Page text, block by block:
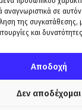
αναγνωριστικά σε
της συγκατάθεσης,
και
Αποδοχή
Δεν αποδέχομαι
26/7
17.99oC
ΣΟΥΛΙΟΥ 2026
ΕΓΚΡΙΤΟΣ GROUP